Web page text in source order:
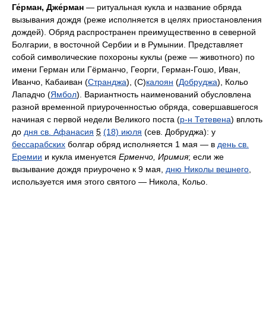
Ге́рман, Дже́рман — ритуальная кукла и название обряда
вызывания дождя (реже исполняется в целях приостановления
дождей). Обряд распространен преимущественно в северной
Болгарии, в восточной Сербии и в Румынии. Представляет
собой символические похороны куклы (реже — животного) по
имени Герман или Гёрманчо, Георги, Герман-Гошо, Иван,
Иванчо, Кабаиван (Странджа), (С)калоян (Добруджа), Кольо
Лападчо (Ямбол). Вариантность наименований обусловлена
разной временной приуроченностью обряда, совершавшегося
начиная с первой недели Великого поста (р-н Тетевена) вплоть
до дня св. Афанасия 5 (18) июля (сев. Добруджа): у
бессарабских болгар обряд исполняется 1 мая — в день св.
Еремии и кукла именуется Ерменчо, Иримия; если же
вызывание дождя приурочено к 9 мая, дню Николы вешнего
используется имя этого святого — Никола, Кольо.